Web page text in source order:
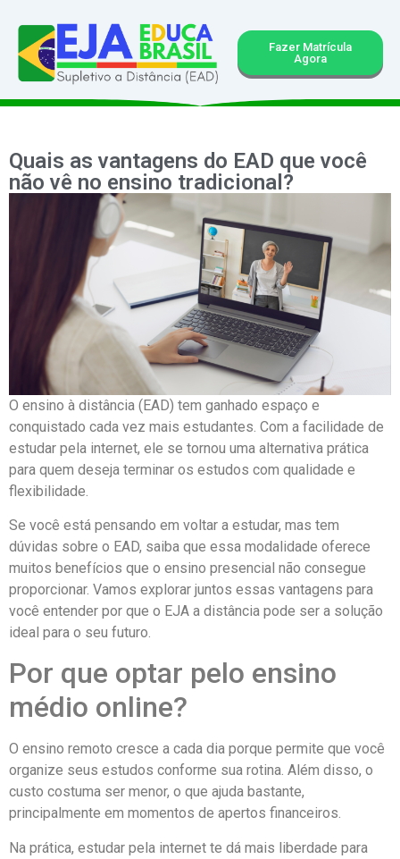
Fazer Matrícula
Agora
Quais as vantagens do EAD que você
não vê no ensino tradicional?
O ensino à distância (EAD) tem ganhado espaço e
conquistado cada vez mais estudantes. Com a facilidade de
estudar pela internet, ele se tornou uma alternativa prática
para quem deseja terminar os estudos com qualidade e
flexibilidade.
Se você está pensando em voltar a estudar, mas tem
dúvidas sobre o EAD, saiba que essa modalidade oferece
muitos benefícios que o ensino presencial não consegue
proporcionar. Vamos explorar juntos essas vantagens para
você entender por que o EJA a distância pode ser a solução
ideal para o seu futuro.
Por que optar pelo ensino
médio online?
O ensino remoto cresce a cada dia porque permite que você
organize seus estudos conforme sua rotina. Além disso, o
custo costuma ser menor, o que ajuda bastante,
principalmente em momentos de apertos financeiros.
Na prática, estudar pela internet te dá mais liberdade para